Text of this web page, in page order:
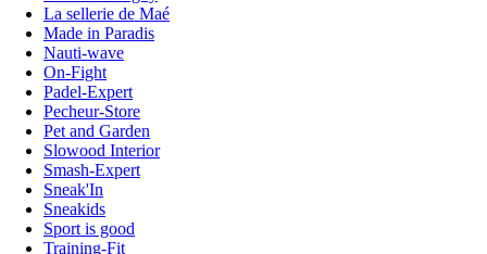
La sellerie de Maé
Made in Paradis
Nauti-wave
On-Fight
Padel-Expert
Pecheur-Store
Pet and Garden
Slowood Interior
Smash-Expert
Sneak'In
Sneakids
Sport is good
Training-Fit